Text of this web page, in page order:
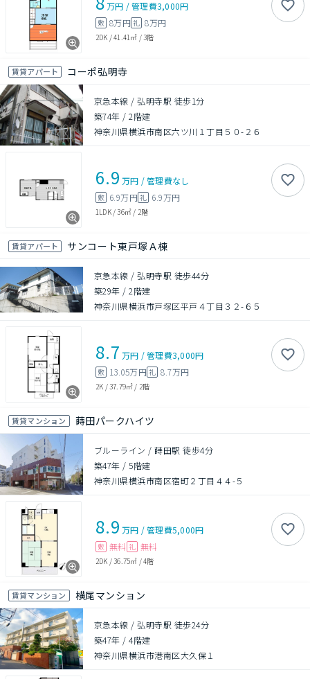
万円 /管理費3,000円
敷 8万円礼 8万円
2DK /41.41㎡ /3階
賃貸アパート コーポ弘明寺
京急本線 / 弘明寺駅 徒歩1分
築74年 /2階建
神奈川県横浜市南区六ツ川１丁目５０-２６
6.9 万円 /管理費なし
敷 6.9万円礼 6.9万円
1LDK/36㎡ / 2階
賃貸アパート サンコート東戸塚Ａ棟
京急本線 / 弘明寺駅 徒歩44分
築29年 /2階建
神奈川県横浜市戸塚区平戸４丁目３２-６５
8.7 万円 /管理費3,000円
敷 13.05万円礼 8.7万円
2K /37.79㎡ / 2階
賃貸マンション 蒔田パークハイツ
ブルーライン / 蒔田駅 徒歩4分
築47年 /5階建
神奈川県横浜市南区宿町２丁目４４-５
8.9 万円 /管理費5,000円
敷 無料 礼 無料
2DK /36.75㎡ /4階
賃貸マンション 横尾マンション
京急本線 / 弘明寺駅 徒歩24分
築47年 /4階建
神奈川県横浜市港南区大久保１